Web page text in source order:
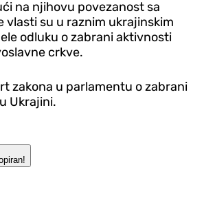
na njihovu povezanost sa
vlasti su u raznim ukrajinskim
odluku o zabrani aktivnosti
crkve.
zakona u parlamentu o zabrani
Ukrajini.